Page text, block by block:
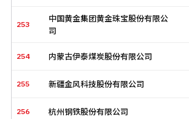
253
中国黄金集团黄金珠宝股份有限公
司
254 内蒙古伊泰煤炭股份有限公司
255 新疆金风科技股份有限公司
256 杭州钢铁股份有限公司